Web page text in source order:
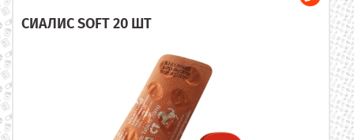
СИАЛИС SOFT 20 ШТ